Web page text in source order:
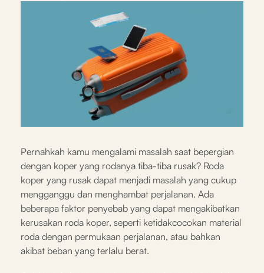
Pernahkah kamu mengalami masalah saat bepergian
dengan koper yang rodanya tiba-tiba rusak? Roda
koper yang rusak dapat menjadi masalah yang cukup
mengganggu dan menghambat perjalanan. Ada
beberapa faktor penyebab yang dapat mengakibatkan
kerusakan roda koper, seperti ketidakcocokan material
roda dengan permukaan perjalanan, atau bahkan
akibat beban yang terlalu berat.